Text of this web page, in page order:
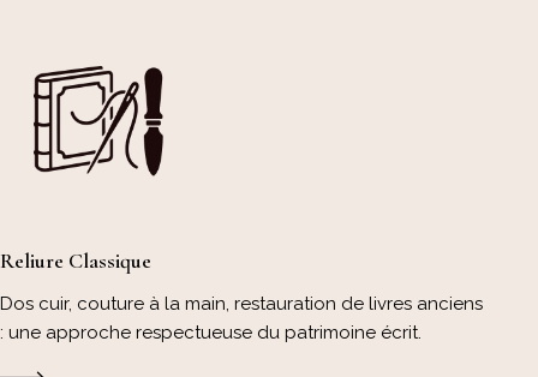
Reliure Classique
Dos cuir, couture à la main, restauration de livres anciens
: une approche respectueuse du patrimoine écrit.